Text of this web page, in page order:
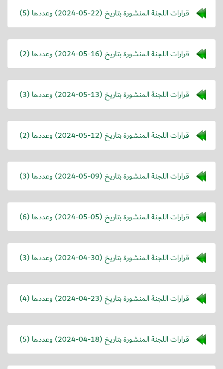
قرارات اللجنة المنشورة بتاريخ (2024-05-22) وعددها (5)
قرارات اللجنة المنشورة بتاريخ (2024-05-16) وعددها (2)
قرارات اللجنة المنشورة بتاريخ (2024-05-13) وعددها (3)
قرارات اللجنة المنشورة بتاريخ (2024-05-12) وعددها (2)
قرارات اللجنة المنشورة بتاريخ (2024-05-09) وعددها (3)
قرارات اللجنة المنشورة بتاريخ (2024-05-05) وعددها (6)
قرارات اللجنة المنشورة بتاريخ (2024-04-30) وعددها (3)
قرارات اللجنة المنشورة بتاريخ (2024-04-23) وعددها (4)
قرارات اللجنة المنشورة بتاريخ (2024-04-18) وعددها (5)